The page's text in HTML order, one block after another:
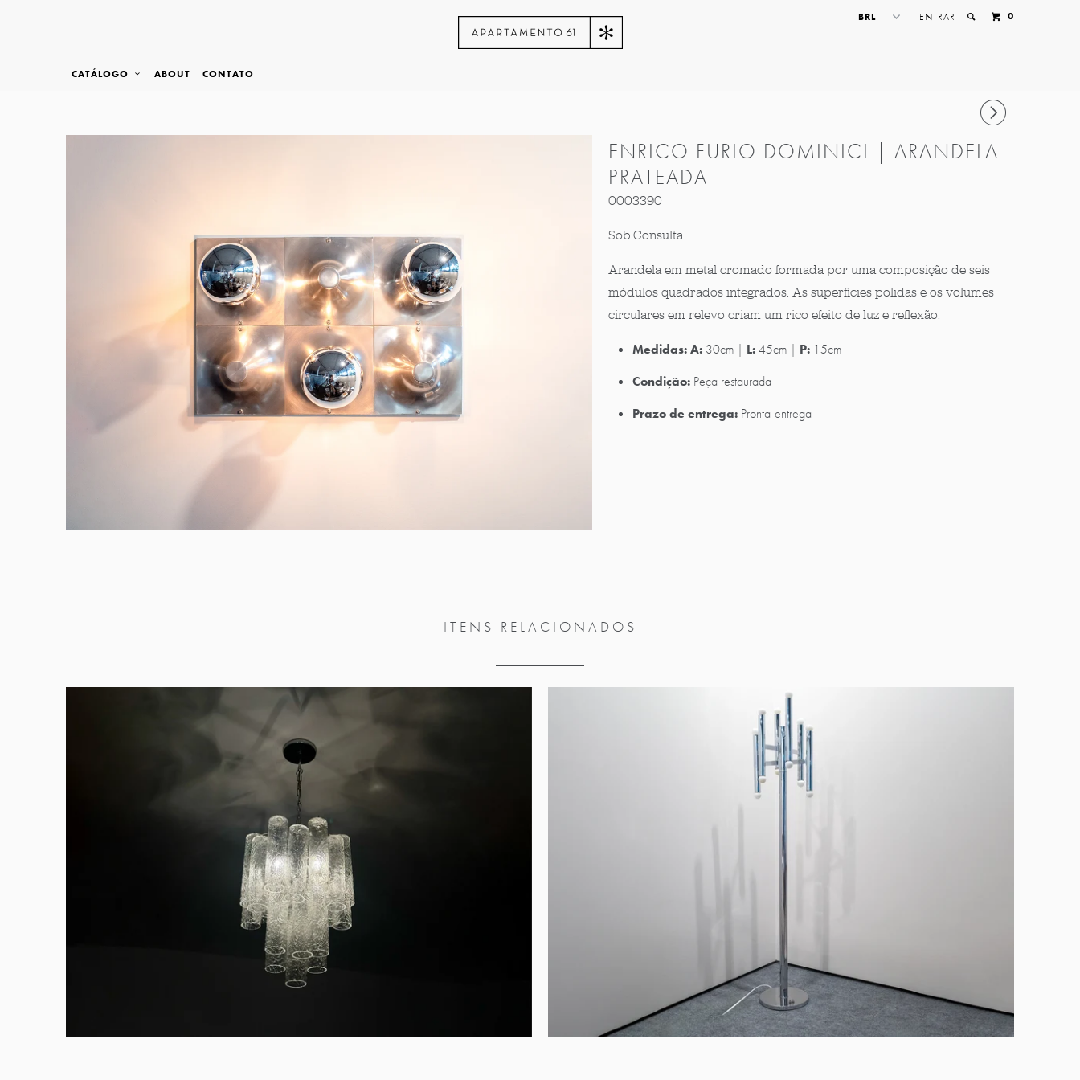
ENTRAR 0
CATÁLOGO ABOUT CONTATO
▻
ENRICO FURIO DOMINICI | ARANDELA
PRATEADA
0003390
Sob Consulta
Arandela em metal cromado formada por uma composição de seis
módulos quadrados integrados. As superfícies polidas e os volumes
circulares em relevo criam um rico efeito de luz e reflexão.
Medidas:A: 30cm | L:45cm | P: 15cm
Condição: Peça restaurada
Prazo de entrega: Pronta-entrega
ITENS RELACIONADOS